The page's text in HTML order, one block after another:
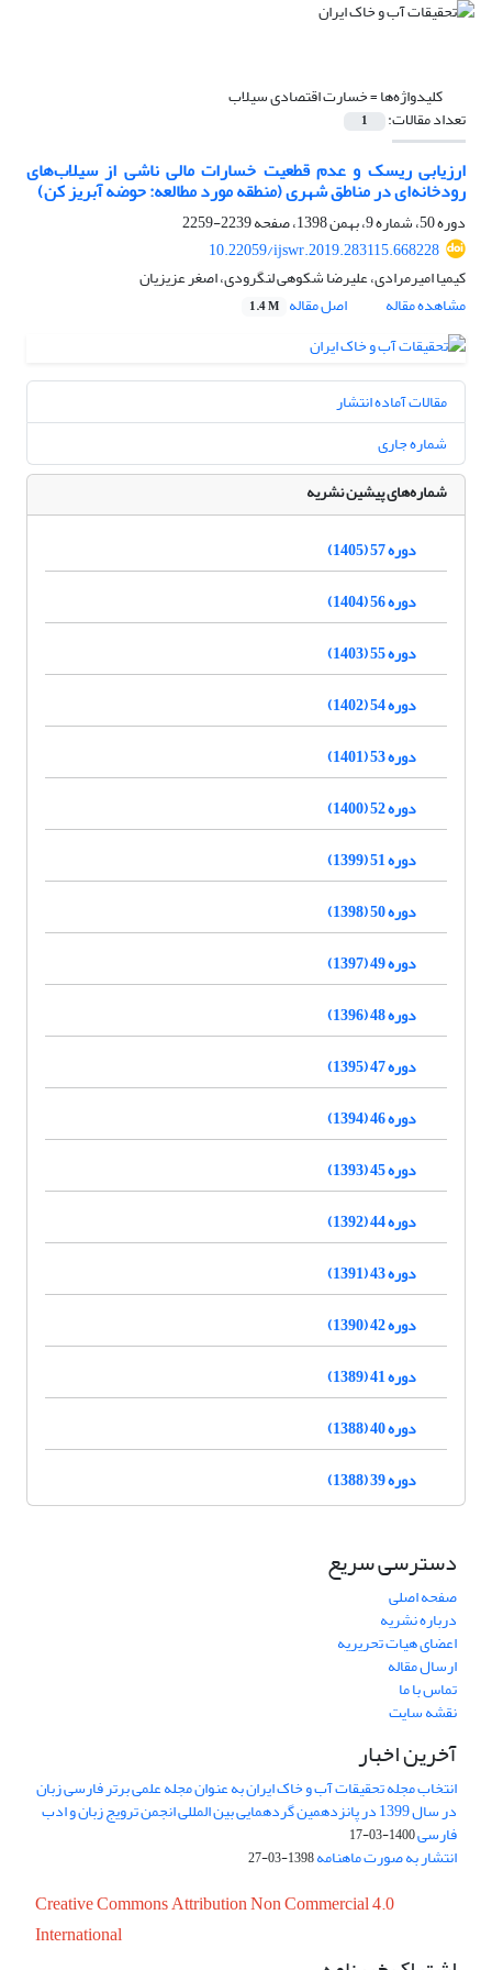
کلیدواژه‌ها =خسارت اقتصادی سیلاب
تعداد مقالات: 1
ارزیابی ریسک و عدم قطعیت خسارات مالی ناشی از سیلاب‌های
رودخانه‌ای در مناطق شهری (منطقه مورد مطالعه: حوضه آبریز کن)
دوره 50، شماره 9، بهمن 1398، صفحه
2239-2259
10.22059/ijswr.2019.283115.668228
کیمیا امیرمرادی، علیرضا شکوهی لنگرودی، اصغر عزیزیان
مشاهده مقاله
اصل مقاله 1.4 M
مقالات آماده انتشار
شماره جاری
شماره‌های پیشین نشریه
دوره 57 (1405)
دوره 56 (1404)
دوره 55 (1403)
دوره 54 (1402)
دوره 53 (1401)
دوره 52 (1400)
دوره 51 (1399)
دوره 50 (1398)
دوره 49 (1397)
دوره 48 (1396)
دوره 47 (1395)
دوره 46 (1394)
دوره 45 (1393)
دوره 44 (1392)
دوره 43 (1391)
دوره 42 (1390)
دوره 41 (1389)
دوره 40 (1388)
دوره 39 (1388)
دسترسی سریع
صفحه اصلی
درباره نشریه
اعضای هیات تحریریه
ارسال مقاله
تماس با ما
نقشه سایت
آخرین اخبار
انتخاب مجله تحقیقات آب و خاک ایران به عنوان مجله علمی برتر فارسی زبان
در سال 1399 در پانزدهمین گردهمایی بین المللی انجمن ترویج زبان و ادب
فارسی1400-03-17
انتشار به صورت ماهنامه1398-03-27
Creative Commons Attribution Non Commercial 4.0
International